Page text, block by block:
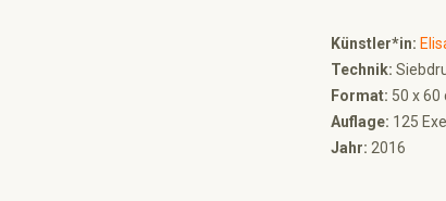
Künstler*in:
Technik:
Format: 50 x 60
Auflage: 125
Jahr: 2016